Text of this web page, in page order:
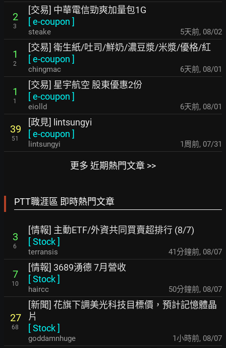
2
3
[交易] 中華電信勁爽加量包1G
[e-coupon ]
steake 5天前, 08/02
1
2
[交易] 衛生紙/吐司/鮮奶/濃豆漿/米漿/優格/紅
[e-coupon ]
chingmac 6天前, 08/01
1
1
[交易] 星宇航空 股東優惠2份
[e-coupon ]
eiolld 6天前, 08/01
39
51
[政見] lintsungyi
[e-coupon ]
lintsungyi 1周前, 07/31
更多 近期熱門文章 >>
PTT職涯區 即時熱門文章
3
6
[情報] 主動ETF/外資共同買賣超排行 (8/7)
[Stock]
terransis 41分鐘前, 08/07
7
10
[情報] 3689湧德 7月營收
[Stock]
haircc 50分鐘前, 08/07
27
68
[新聞] 花旗下調美光科技目標價，預計記憶體晶
片
[Stock]
goddamnhuge 1小時前, 08/07